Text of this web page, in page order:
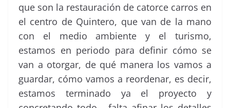
que son la restauración de catorce carros en
el centro de Quintero, que van de la mano
con el medio ambiente y el turismo,
estamos en periodo para definir cómo se
van a otorgar, de qué manera los vamos a
guardar, cómo vamos a reordenar, es decir,
estamos terminado ya el proyecto y